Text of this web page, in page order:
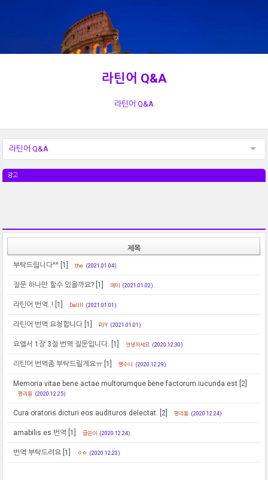
라틴어 Q&A
라틴어 Q&A
라틴어 Q&A
광고
제목
부탁드립니다^^ [1] the (2021.01.04)
질문 하나만 할수 있을까요? [1] 메미 (2021.01.02)
라틴어 번역..! [1] Dallll (2021.01.01)
라틴어 번역 요청합니다 [1] PJY (2021.01.01)
요엘서 1장 3절 번역 질문입니다. [1] 안녕하세요 (2020.12.30)
리틴어 번역좀 부탁드릴게요ㅠ [1] 펭수니 (2020.12.29)
Memoria vitae bene actae multorumque bene factorum iucunda est [2]
평리동 (2020.12.25)
Cura oratoris dicturi eos audituros delectat. [2] 평리동 (2020.12.24)
amabilis es 번역 [1] 글쓴이 (2020.12.24)
번역 부탁드려요 [1] ㅇㅇ (2020.12.23)